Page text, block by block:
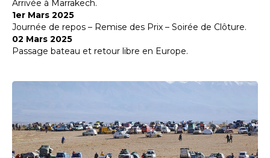
Arrivée à Marrakech.
1er Mars 2025
Journée de repos – Remise des Prix – Soirée de Clôture.
02 Mars 2025
Passage bateau et retour libre en Europe.